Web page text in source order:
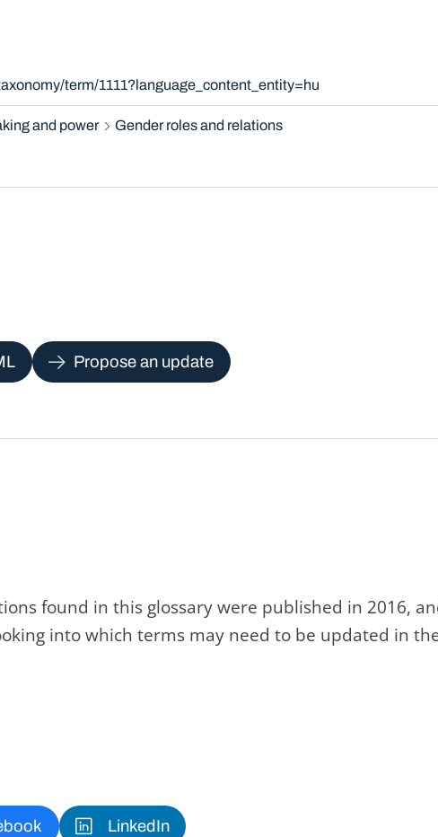
term/1111?language_content_entity=hu
and power Gender roles and relations
Propose an update
found in this glossary were published in 2016,
into which terms may need to be updated in
LinkedIn